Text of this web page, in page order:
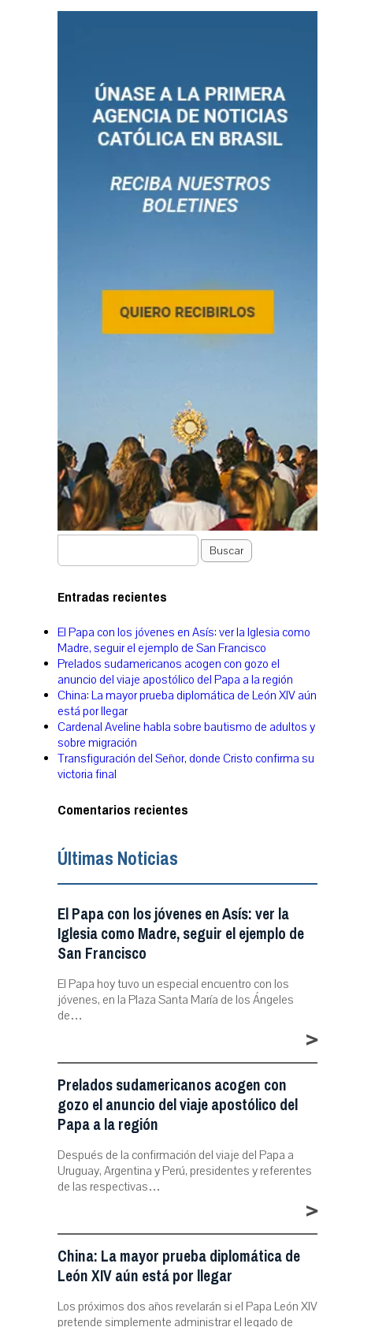
Buscar
Entradas recientes
El Papa con los jóvenes en Asís: ver la Iglesia como
Madre, seguir el ejemplo de San Francisco
Prelados sudamericanos acogen con gozo el
anuncio del viaje apostólico del Papa a la región
China: La mayor prueba diplomática de León XIV aún
está por llegar
Cardenal Aveline habla sobre bautismo de adultos y
sobre migración
Transfiguración del Señor, donde Cristo confirma su
victoria final
Comentarios recientes
Últimas Noticias
El Papa con los jóvenes en Asís: ver la
Iglesia como Madre, seguir el ejemplo de
San Francisco
El Papa hoy tuvo un especial encuentro con los
jóvenes, en la Plaza Santa María de los Ángeles
de…
>
Prelados sudamericanos acogen con
gozo el anuncio del viaje apostólico del
Papa a la región
Después de la confirmación del viaje del Papa a
Uruguay, Argentina y Perú, presidentes y referentes
de las respectivas…
>
China: La mayor prueba diplomática de
León XIV aún está por llegar
Los próximos dos años revelarán si el Papa León XIV
pretende simplemente administrar el legado de